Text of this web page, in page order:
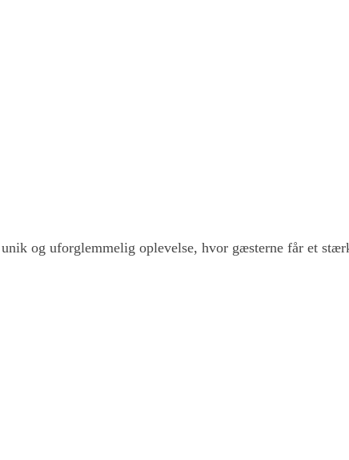
og uforglemmelig oplevelse, hvor gæsterne får et